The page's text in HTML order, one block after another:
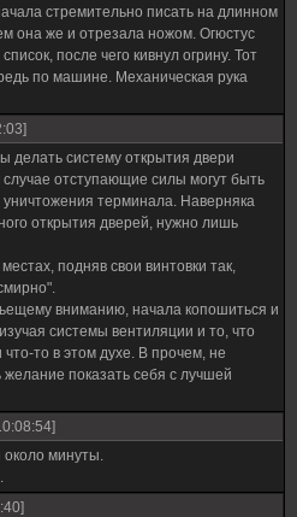
стремительно писать на длинном
она же и отрезала ножом. Огюстус
после чего кивнул огрину. Тот
по машине. Механическая рука
делать систему открытия двери
отступающие силы могут быть
терминала. Наверняка
открытия дверей, нужно лишь
подняв свои винтовки так,
вниманию, начала копошиться и
системы вентиляции и то, что
то в этом духе. В прочем, не
показать себя с лучшей
около минуты.